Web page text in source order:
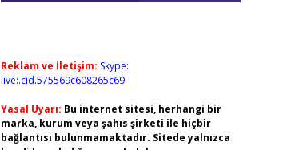
Reklam ve İletişim: Skype:
live:.cid.575569c608265c69
Yasal Uyarı: Bu internet sitesi, herhangi bir
marka, kurum veya şahıs şirketi ile hiçbir
bağlantısı bulunmamaktadır. Sitede yalnızca